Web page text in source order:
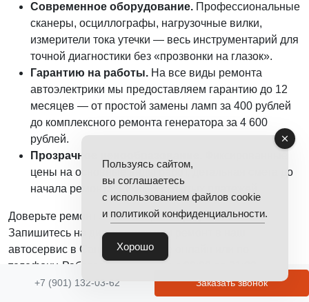
+7 (901) 132-03-62 Заказать звонок
Современное оборудование. Профессиональные
сканеры, осциллографы, нагрузочные вилки,
измерители тока утечки — весь инструментарий для
точной диагностики без «прозвонки на глазок».
Гарантию на работы. На все виды ремонта
автоэлектрики мы предоставляем гарантию до 12
месяцев — от простой замены ламп за 400 рублей
до комплексного ремонта генератора за 4 600
рублей.
Прозрачное ценообразование.
цены на основные виды работ, детальная смета до
начала ремонта, никаких скрытых платежей.
Доверьте ремонт автоэлектрики профессионалам.
Запишитесь на диагностику или ремонт в наш
автосервис в Санкт-Петербурге онлайн или по
телефону. Работаем ежедневно с 09:00 до 21:00,
предоставляем гарантию на все выполненные работы.
Пользуясь сайтом,
вы соглашаетесь
с использованием файлов cookie
и политикой конфиденциальности.
Хорошо